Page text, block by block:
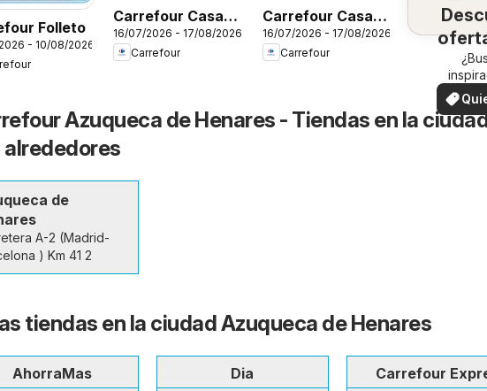
Folleto
- 10/08/2026
Carrefour Casa
Equipada
16/07/2026 - 17/08/2026
Carrefour
Carrefour Casa
Equipada
16/07/2026 - 17/08/2026
Carrefour
su
¡Vea
en su
ver
Azuqueca de Henares - Tiendas en la
alrededores
de
A-2 (Madrid-
) Km 41 2
tiendas en la ciudad Azuqueca de Henares
AhorraMas
Dia
Carrefour